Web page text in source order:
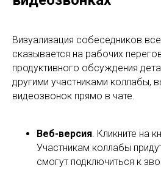
Визуализация собеседников
сказывается на рабочих
продуктивного обсуждения
другими участниками коллабы,
видеозвонок прямо в чате.
Веб-версия. Кликните на
Участникам коллабы
смогут подключиться к